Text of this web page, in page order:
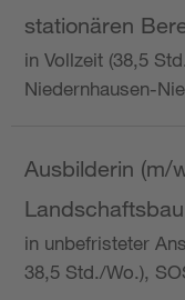
stationären
in Vollzeit (38,5
Niedernhausen-
Ausbilderin (m/
Landschaftsbau
in unbefristeter
38,5 Std./Wo.),